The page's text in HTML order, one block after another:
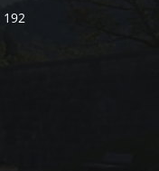
192